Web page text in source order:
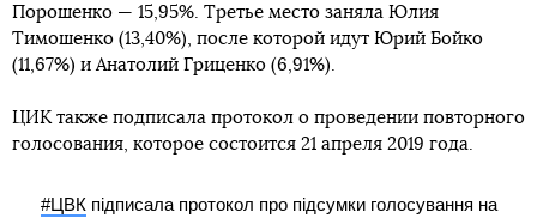
Порошенко — 15,95%. Третье место заняла Юлия
Тимошенко (13,40%), после которой идут Юрий Бойко
(11,67%) и Анатолий Гриценко (6,91%).
ЦИК также подписала протокол о проведении повторного
голосования, которое состоится 21 апреля 2019 года.
#ЦВК підписала протокол про підсумки голосування на